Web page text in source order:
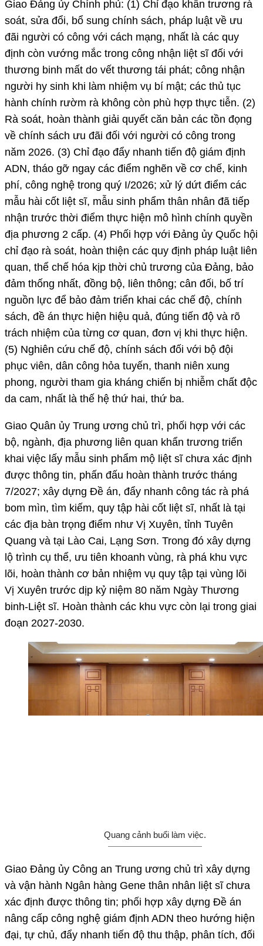
Giao Đảng ủy Chính phủ: (1) Chỉ đạo khẩn trương rà
soát, sửa đổi, bổ sung chính sách, pháp luật về ưu
đãi người có công với cách mạng, nhất là các quy
định còn vướng mắc trong công nhận liệt sĩ đối với
thương binh mất do vết thương tái phát; công nhận
người hy sinh khi làm nhiệm vụ bí mật; các thủ tục
hành chính rườm rà không còn phù hợp thực tiễn. (2)
Rà soát, hoàn thành giải quyết căn bản các tồn đọng
về chính sách ưu đãi đối với người có công trong
năm 2026. (3) Chỉ đạo đẩy nhanh tiến độ giám định
ADN, tháo gỡ ngay các điểm nghẽn về cơ chế, kinh
phí, công nghệ trong quý I/2026; xử lý dứt điểm các
mẫu hài cốt liệt sĩ, mẫu sinh phẩm thân nhân đã tiếp
nhận trước thời điểm thực hiện mô hình chính quyền
địa phương 2 cấp. (4) Phối hợp với Đảng ủy Quốc hội
chỉ đạo rà soát, hoàn thiện các quy định pháp luật liên
quan, thể chế hóa kịp thời chủ trương của Đảng, bảo
đảm thống nhất, đồng bộ, liên thông; cân đối, bố trí
nguồn lực để bảo đảm triển khai các chế độ, chính
sách, đề án thực hiện hiệu quả, đúng tiến độ và rõ
trách nhiệm của từng cơ quan, đơn vị khi thực hiện.
(5) Nghiên cứu chế độ, chính sách đối với bộ đội
phục viên, dân công hỏa tuyến, thanh niên xung
phong, người tham gia kháng chiến bị nhiễm chất độc
da cam, nhất là thế hệ thứ hai, thứ ba.
Giao Quân ủy Trung ương chủ trì, phối hợp với các
bộ, ngành, địa phương liên quan khẩn trương triển
khai việc lấy mẫu sinh phẩm mộ liệt sĩ chưa xác định
được thông tin, phấn đấu hoàn thành trước tháng
7/2027; xây dựng Đề án, đẩy nhanh công tác rà phá
bom mìn, tìm kiếm, quy tập hài cốt liệt sĩ, nhất là tại
các địa bàn trọng điểm như Vị Xuyên, tỉnh Tuyên
Quang và tại Lào Cai, Lạng Sơn. Trong đó xây dựng
lộ trình cụ thể, ưu tiên khoanh vùng, rà phá khu vực
lõi, hoàn thành cơ bản nhiệm vụ quy tập tại vùng lõi
Vị Xuyên trước dịp kỷ niệm 80 năm Ngày Thương
binh-Liệt sĩ. Hoàn thành các khu vực còn lại trong giai
đoạn 2027-2030.
Quang cảnh buổi làm việc.
Giao Đảng ủy Công an Trung ương chủ trì xây dựng
và vận hành Ngân hàng Gene thân nhân liệt sĩ chưa
xác định được thông tin; phối hợp xây dựng Đề án
nâng cấp công nghệ giám định ADN theo hướng hiện
đại, tự chủ, đẩy nhanh tiến độ thu thập, phân tích, đối